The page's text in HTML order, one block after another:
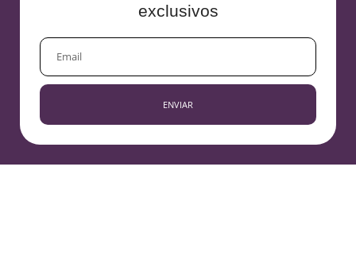
exclusivos
EMAIL
ENVIAR